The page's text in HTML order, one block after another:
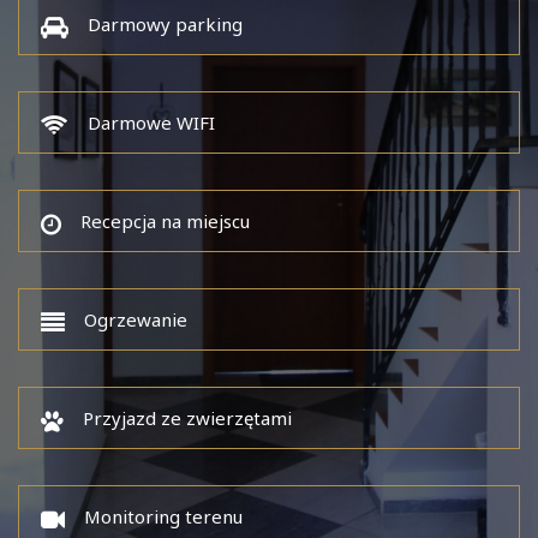
Darmowy parking
Darmowe WIFI
Recepcja na miejscu
Ogrzewanie
Przyjazd ze zwierzętami
Monitoring terenu